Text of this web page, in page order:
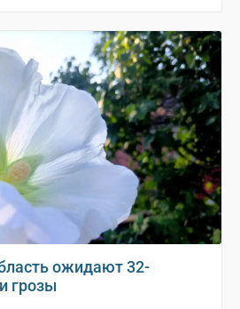
ожидают 32-
грозы